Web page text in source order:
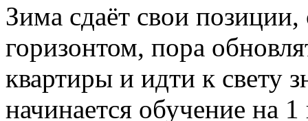
Зима сдаёт свои
горизонтом, пора
квартиры и идти к свету
начинается обучение